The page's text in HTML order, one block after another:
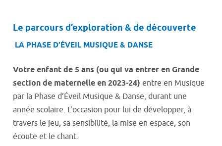
Le parcours d’exploration & de découverte
LA PHASE D’ÉVEIL MUSIQUE & DANSE
Votre enfant de 5 ans (ou qui va entrer en Grande
section de maternelle en 2023-24) entre en Musique
par la Phase d’Éveil Musique & Danse, durant une
année scolaire. L’occasion pour lui de développer, à
travers le jeu, sa sensibilité, la mise en espace, son
écoute et le chant.